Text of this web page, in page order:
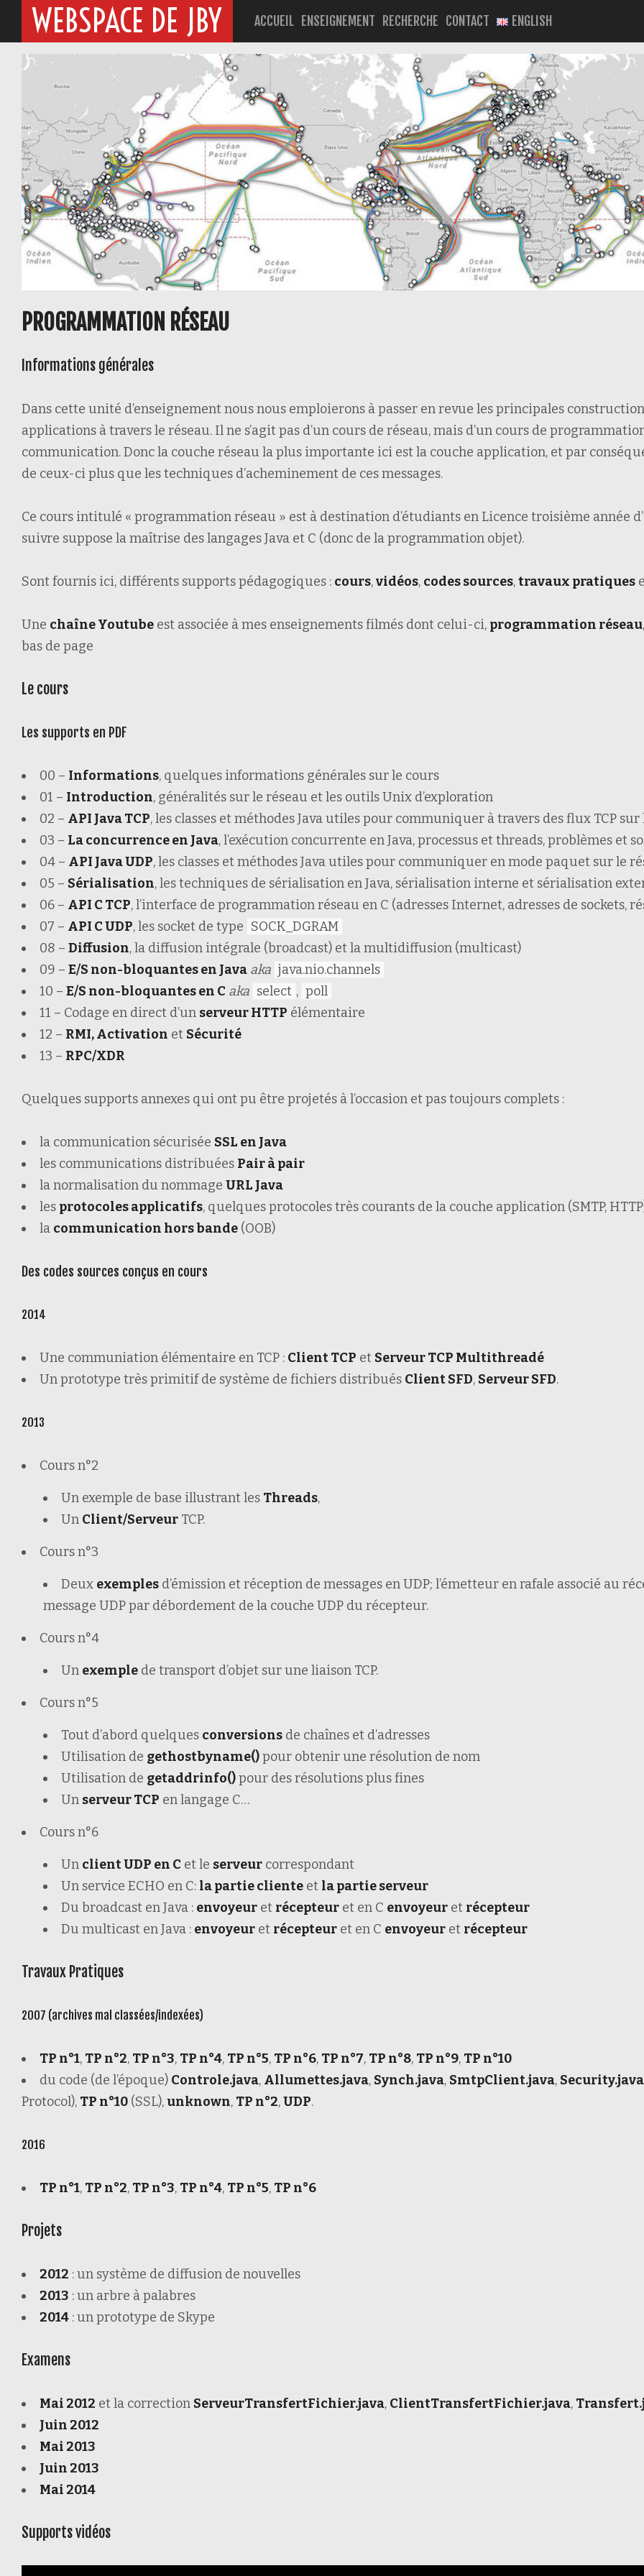
WEBSPACE DE JBY ACCUEIL ENSEIGNEMENT RECHERCHE CONTACT ENGLISH
PROGRAMMATION RÉSEAU
Informations générales
Dans cette unité d’enseignement nous nous emploierons à passer en revue les principales
applications à travers le réseau. Il ne s’agit pas d’un cours de réseau, mais d’un cours de
communication. Donc la couche réseau la plus importante ici est la couche application, et par
de ceux-ci plus que les techniques d’acheminement de ces messages.
Ce cours intitulé « programmation réseau » est à destination d’étudiants en Licence troisième année
suivre suppose la maîtrise des langages Java et C (donc de la programmation objet).
Sont fournis ici, différents supports pédagogiques : cours,vidéos, codes sources,travaux pratiques
Une chaîne Youtube est associée à mes enseignements filmés dont celui-ci, programmation réseau
bas de page
Le cours
Les supports en PDF
00 – Informations, quelques informations générales sur le cours
01 – Introduction, généralités sur le réseau et les outils Unix d’exploration
02 – API Java TCP, les classes et méthodes Java utiles pour communiquer à travers des flux TCP sur
03 – La concurrence en Java, l’exécution concurrente en Java, processus et threads, problèmes et
04 – API Java UDP, les classes et méthodes Java utiles pour communiquer en mode paquet sur le
05 – Sérialisation, les techniques de sérialisation en Java, sérialisation interne et sérialisation
06 – API C TCP, l’interface de programmation réseau en C (adresses Internet, adresses de sockets,
07 – API C UDP, les socket de type SOCK_DGRAM
08 – Diffusion, la diffusion intégrale (broadcast) et la multidiffusion (multicast)
09 – E/S non-bloquantes en Java aka java.nio.channels
10 – E/S non-bloquantes en C aka select , poll
11 – Codage en direct d’un serveur HTTP élémentaire
12 – RMI, Activation et Sécurité
13 – RPC/XDR
Quelques supports annexes qui ont pu être projetés à l’occasion et pas toujours complets :
la communication sécurisée SSL en Java
les communications distribuées Pairà pair
la normalisation du nommage URL Java
les protocoles applicatifs, quelques protocoles très courants de la couche application (SMTP,
la communication hors bande (OOB)
Des codes sources conçus en cours
2014
Une communiation élémentaire en TCP : Client TCP et Serveur TCP Multithreadé
Un prototype très primitif de système de fichiers distribués Client SFD, Serveur SFD.
2013
Cours n°2
Un exemple de base illustrant les Threads,
Un Client/Serveur TCP.
Cours n°3
Deux exemples d’émission et réception de messages en UDP; l’émetteur en rafale associé au
message UDP par débordement de la couche UDP du récepteur.
Cours n°4
Un exemple de transport d’objet sur une liaison TCP.
Cours n°5
Tout d’abord quelques conversions de chaînes et d’adresses
Utilisation de gethostbyname()pour obtenir une résolution de nom
Utilisation de getaddrinfo()pour des résolutions plus fines
Un serveur TCP en langage C…
Cours n°6
Un client UDP en C et le serveur correspondant
Un service ECHO en C: la partie cliente et la partie serveur
Du broadcast en Java : envoyeur et récepteur et en C envoyeur et récepteur
Du multicast en Java : envoyeur et récepteur et en C envoyeur et récepteur
Travaux Pratiques
2007 (archives mal classées/indexées)
TP n°1, TP n°2, TP n°3, TP n°4, TP n°5, TP n°6, TP n°7, TP n°8, TP n°9, TP n°10
du code (de l’époque) Controle.java, Allumettes.java, Synch.java, SmtpClient.java, Security.java
Protocol), TP n°10 (SSL),unknown, TP n°2,UDP.
2016
TP n°1, TP n°2, TP n°3, TP n°4, TP n°5, TP n°6
Projets
2012 : un système de diffusion de nouvelles
2013 : un arbre à palabres
2014 : un prototype de Skype
Examens
Mai 2012 et la correction ServeurTransfertFichier.java, ClientTransfertFichier.java,
Juin 2012
Mai 2013
Juin 2013
Mai 2014
Supports vidéos